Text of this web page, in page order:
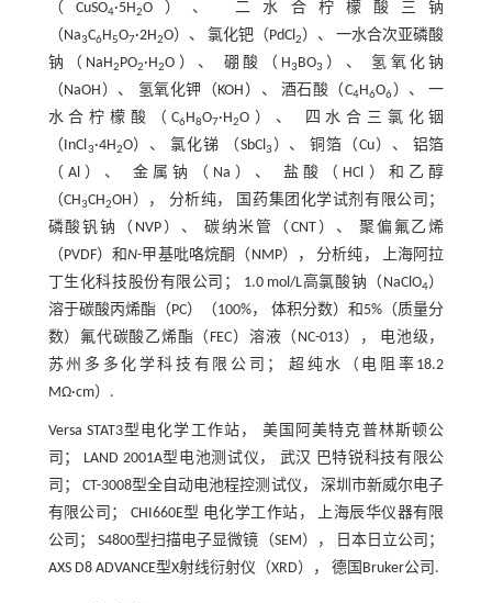
（CuSO4·5H2O）、 二水合柠檬酸三钠
（Na3C6H5O7·2H2O）、 氯化钯（PdCl2）、 一水合次亚磷酸
钠（NaH2PO2·H2O）、 硼酸（H3BO3 ）、 氢氧化钠
（NaOH）、 氢氧化钾（KOH）、 酒石酸（C4H6O6）、 一
水合柠檬酸（C6H8O7·H2O）、 四水合三氯化铟
（InCl3·4H2O）、 氯化锑 （SbCl3 ）、 铜箔（Cu）、 铝箔
（Al）、 金属钠（Na）、 盐酸（HCl）和乙醇
（CH3CH2OH）， 分析纯， 国药集团化学试剂有限公司；
磷酸钒钠（NVP）、 碳纳米管（CNT）、 聚偏氟乙烯
（PVDF）和N-甲基吡咯烷酮（NMP）， 分析纯， 上海阿拉
丁生化科技股份有限公司； 1.0 mol/L高氯酸钠（NaClO4）
溶于碳酸丙烯酯（PC）（100%， 体积分数）和5%（质量分
数）氟代碳酸乙烯酯（FEC）溶液（NC-013）， 电池级，
苏州多多化学科技有限公司； 超纯水（电阻率18.2
MΩ·cm）.
Versa STAT3型电化学工作站， 美国阿美特克普林斯顿公
司； LAND 2001A型电池测试仪， 武汉 巴特锐科技有限公
司； CT-3008型全自动电池程控测试仪， 深圳市新威尔电子
有限公司； CHI660E型 电化学工作站， 上海辰华仪器有限
公司； S4800型扫描电子显微镜（SEM）， 日本日立公司；
AXS D8 ADVANCE型X射线衍射仪（XRD）， 德国Bruker公司.